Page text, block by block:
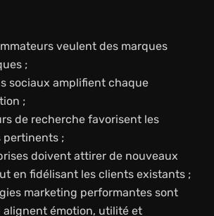
veulent des marques
;
sociaux amplifient chaque
;
de recherche favorisent les
pertinents ;
doivent attirer de nouveaux
en fidélisant les clients existants ;
marketing performantes sont
alignent émotion, utilité et